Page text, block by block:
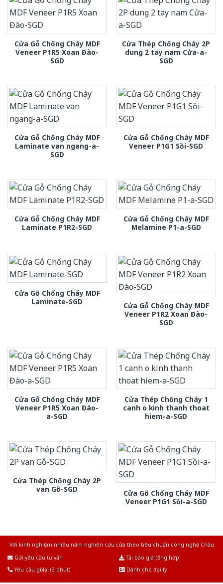
Cửa Gỗ Chống Cháy MDF
Veneer P1R5 Xoan Đào-
SGD
Cửa Thép Chống Cháy 2P
dung 2 tay nam Cửa-a-
SGD
Cửa Gỗ Chống Cháy MDF
Laminate van ngang-a-
SGD
Cửa Gỗ Chống Cháy MDF
Veneer P1G1 Sồi-SGD
Cửa Gỗ Chống Cháy MDF
Laminate P1R2-SGD
Cửa Gỗ Chống Cháy MDF
Melamine P1-a-SGD
Cửa Gỗ Chống Cháy MDF
Laminate-SGD
Cửa Gỗ Chống Cháy MDF
Veneer P1R2 Xoan Đào-
SGD
Cửa Gỗ Chống Cháy MDF
Veneer P1R5 Xoan Đào-
a-SGD
Cửa Thép Chống Cháy 1
canh o kinh thanh thoat
hiem-a-SGD
Cửa Thép Chống Cháy 2P
van Gỗ-SGD
Cửa Gỗ Chống Cháy MDF
Veneer P1G1 Sồi-a-SGD
Với kinh nghiệm nhiêu năm nghiên cứu cửa theo tiêu chuẩn công nghệ Châu
Gửi yêu cầu tư vấn
Tải báo giá tổng hợp
Yêu cầu gọi lại (3 phút)
Dành cho đại lý